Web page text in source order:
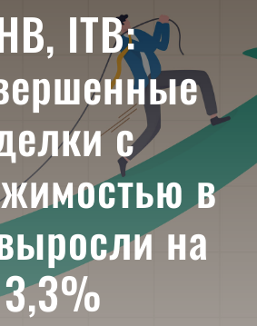
ETF
ETF
ITB:
с
в
на
3,3%